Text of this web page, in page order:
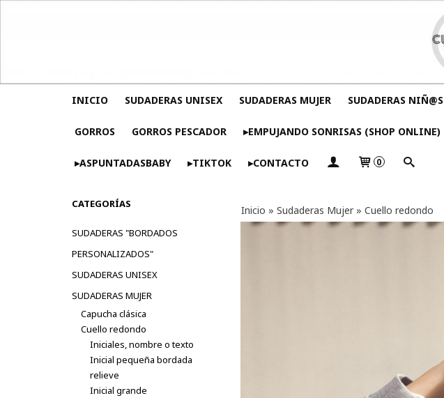
INICIO SUDADERAS UNISEX SUDADERAS MUJER SUDADERAS NIÑ@S
GORROS GORROS PESCADOR ▸EMPUJANDO SONRISAS (SHOP ONLINE)
▸ASPUNTADASBABY ▸TIKTOK ▸CONTACTO 0
CATEGORÍAS
SUDADERAS "BORDADOS
PERSONALIZADOS"
SUDADERAS UNISEX
SUDADERAS MUJER
Capucha clásica
Cuello redondo
Iniciales, nombre o texto
Inicial pequeña bordada
relieve
Inicial grande
Inicio » Sudaderas Mujer» Cuello redondo